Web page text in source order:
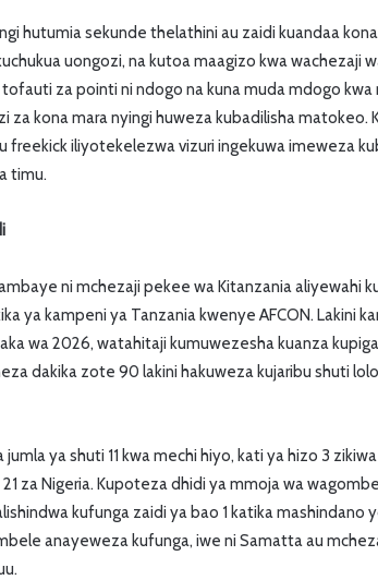
hutumia sekunde thelathini au zaidi kuandaa
uongozi, na kutoa maagizo kwa wachezaji
za pointi ni ndogo na kuna muda mdogo
za kona mara nyingi huweza kubadilisha matokeo.
freekick iliyotekelezwa vizuri ingekuwa imeweza
timu.
ni mchezaji pekee wa Kitanzania aliyewahi
ya kampeni ya Tanzania kwenye AFCON. Lakini
wa 2026, watahitaji kumuwezesha kuanza
dakika zote 90 lakini hakuweza kujaribu shuti
ya shuti 11 kwa mechi hiyo, kati ya hizo 3
za Nigeria. Kupoteza dhidi ya mmoja wa
kufunga zaidi ya bao 1 katika mashindano
anayeweza kufunga, iwe ni Samatta au